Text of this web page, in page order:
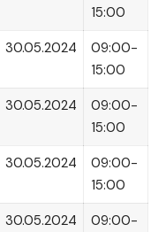
15:00
30.05.2024
09:00-
15:00
30.05.2024
09:00-
15:00
30.05.2024
09:00-
15:00
30.05.2024
09:00-